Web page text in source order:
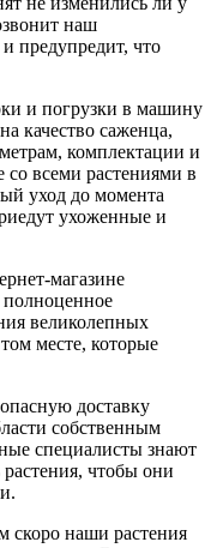
наш
предупредит, что
и погрузки в машину
качество саженца,
комплектации и
со всеми растениями в
уход до момента
ухоженные и
магазине
великолепных
месте, которые
доставку
собственным
специалисты знают
чтобы они
скоро наши растения